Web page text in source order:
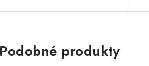
Podobné produkty